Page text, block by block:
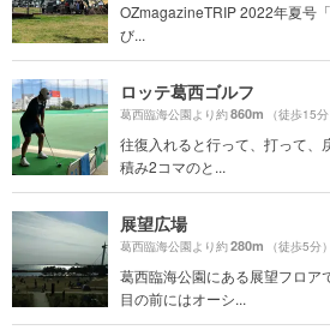
OZmagazineTRIP 2022年夏号
び...
ロッテ葛西ゴルフ
葛西臨海公園より約860m （徒歩15分
往復入れると行って、打って、
積み2コマのと...
展望広場
葛西臨海公園より約280m （徒歩5分）
葛西臨海公園にある展望フロア
目の前にはオーシ...